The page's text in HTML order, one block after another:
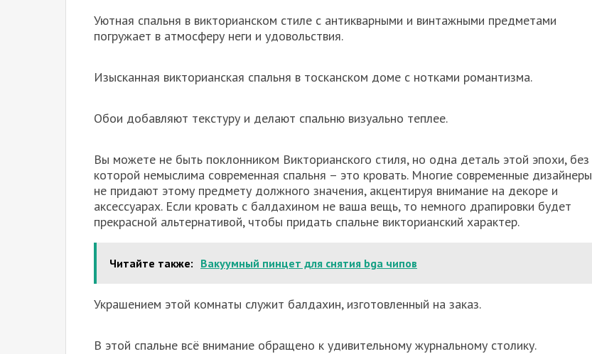
Уютная спальня в викторианском стиле с антикварными и винтажными предметами
погружает в атмосферу неги и удовольствия.
Изысканная викторианская спальня в тосканском доме с нотками романтизма.
Обои добавляют текстуру и делают спальню визуально теплее.
Вы можете не быть поклонником Викторианского стиля, но одна деталь этой эпохи, без
которой немыслима современная спальня – это кровать. Многие современные дизайнеры
не придают этому предмету должного значения, акцентируя внимание на декоре и
аксессуарах. Если кровать с балдахином не ваша вещь, то немного драпировки будет
прекрасной альтернативой, чтобы придать спальне викторианский характер.
Читайте также: Вакуумный пинцет для снятия bga чипов
Украшением этой комнаты служит балдахин, изготовленный на заказ.
В этой спальне всë внимание обращено к удивительному журнальному столику.